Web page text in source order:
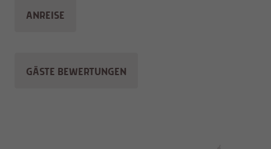
ANREISE
GÄSTE BEWERTUNGEN